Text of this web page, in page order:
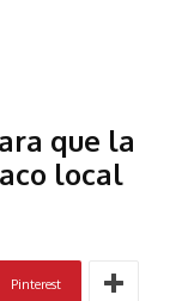
que la
local
Pinterest